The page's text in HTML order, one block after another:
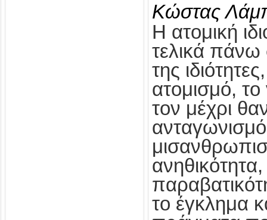
Κώστας
Η ατομική
τελικά πάνω
της
ατομισμό,
τον μέχρι
ανηθικότητα,
το έγκλημα